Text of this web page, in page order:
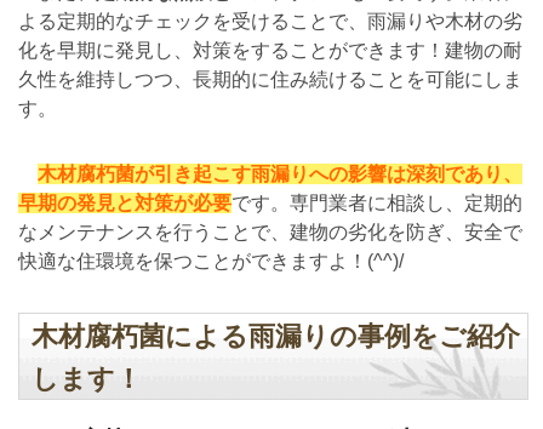
よる定期的なチェックを受けることで、雨漏りや木材の劣
化を早期に発見し、対策をすることができます！建物の耐
久性を維持しつつ、長期的に住み続けることを可能にしま
す。
木材腐朽菌が引き起こす雨漏りへの影響は深刻であり、
早期の発見と対策が必要です。専門業者に相談し、定期的
なメンテナンスを行うことで、建物の劣化を防ぎ、安全で
快適な住環境を保つことができますよ！(^^)/
木材腐朽菌による雨漏りの事例をご紹介
します！